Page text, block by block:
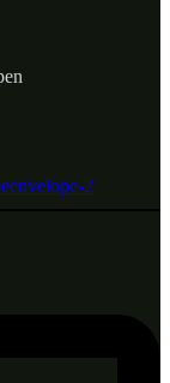
envelope-2